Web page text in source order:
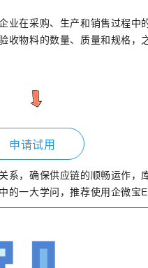
业在采购、生产和销售过程中
收物料的数量、质量和规格，
申请试用
系，确保供应链的顺畅运作，
一大学问，推荐使用企微宝